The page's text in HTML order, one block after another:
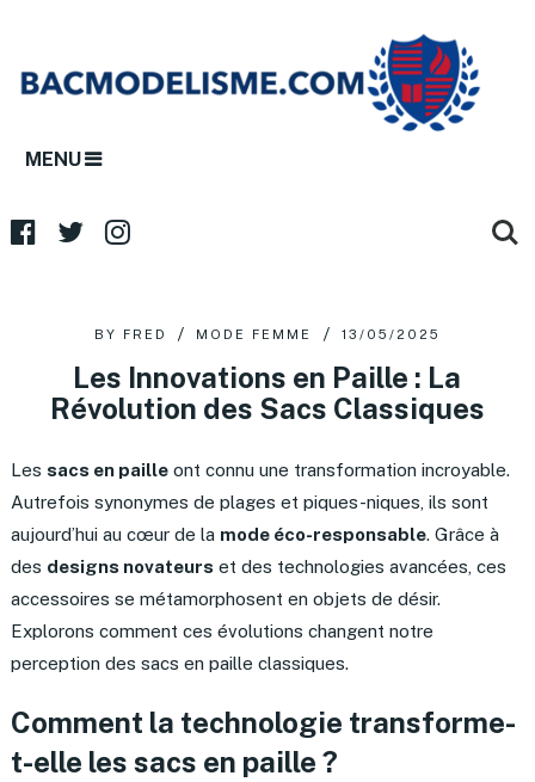
MENU
BY FRED MODE FEMME 13/05/2025
Les Innovations en Paille : La
Révolution des Sacs Classiques
Les sacs en pailleont connu une transformation incroyable.
Autrefois synonymes de plages et piques-niques, ils sont
aujourd’hui au cœur de la mode éco-responsable. Grâce à
des designs novateurs et des technologies avancées, ces
accessoires se métamorphosent en objets de désir.
Explorons comment ces évolutions changent notre
perception des sacs en paille classiques.
Comment la technologie transforme-
t-elle les sacs en paille ?